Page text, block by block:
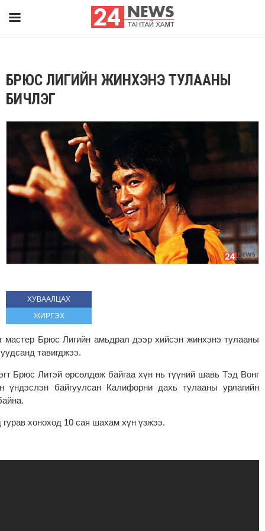
БРЮС ЛИГИЙН ЖИНХЭНЭ ТУЛААНЫ
БИЧЛЭГ
ХУВААЛЦАХ
ЖИРГЭХ
мастер Брюс Лигийн амьдрал дээр хийсэн жинхэнэ тулааны
тавигджээ.
Брюс Литэй өрсөлдөж байгаа хүн нь түүний шавь Тэд Вонг
үндэслэн байгуулсан Калифорни дахь тулааны урлагийн
гурав хоноход 10 сая шахам хүн үзжээ.